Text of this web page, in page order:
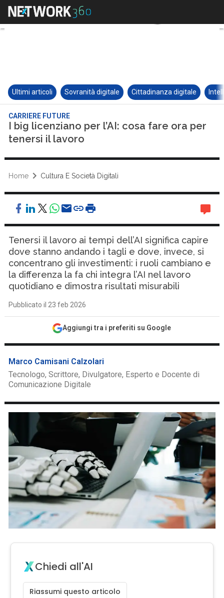
Ultimi articoli Sovranità digitale Cittadinanza digitale
CARRIERE FUTURE
I big licenziano per l’AI: cosa fare ora per
tenersi il lavoro
Home Cultura E Società Digitali
Tenersi il lavoro ai tempi dell’AI significa capire
dove stanno andando i tagli e dove, invece, si
concentrano gli investimenti: i ruoli cambiano e
la differenza la fa chi integra l’AI nel lavoro
quotidiano e dimostra risultati misurabili
Pubblicato il 23 feb 2026
Aggiungi tra i preferiti su Google
Marco Camisani Calzolari
Tecnologo, Scrittore, Divulgatore, Esperto e Docente di
Comunicazione Digitale
Chiedi all'AI
Riassumi questo articolo